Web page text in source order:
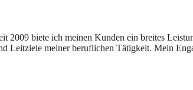
2009 biete ich meinen Kunden ein breites
Leitziele meiner beruflichen Tätigkeit. Mein